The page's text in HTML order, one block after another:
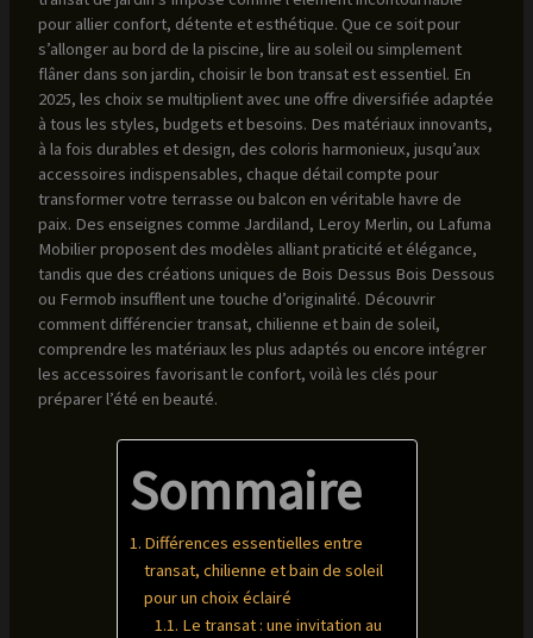
pour allier confort, détente et esthétique. Que ce soit pour
s’allonger au bord de la piscine, lire au soleil ou simplement
flâner dans son jardin, choisir le bon transat est essentiel. En
2025, les choix se multiplient avec une offre diversifiée adaptée
à tous les styles, budgets et besoins. Des matériaux innovants,
à la fois durables et design, des coloris harmonieux, jusqu’aux
accessoires indispensables, chaque détail compte pour
transformer votre terrasse ou balcon en véritable havre de
paix. Des enseignes comme Jardiland, Leroy Merlin, ou Lafuma
Mobilier proposent des modèles alliant praticité et élégance,
tandis que des créations uniques de Bois Dessus Bois Dessous
ou Fermob insufflent une touche d’originalité. Découvrir
comment différencier transat, chilienne et bain de soleil,
comprendre les matériaux les plus adaptés ou encore intégrer
les accessoires favorisant le confort, voilà les clés pour
préparer l’été en beauté.
Sommaire
Différences essentielles entre
transat, chilienne et bain de soleil
pour un choix éclairé
Le transat : une invitation au